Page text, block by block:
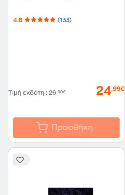
4.8 (133)
Τιμή εκδότη : 26,90€ 24,99€
Προσθήκη